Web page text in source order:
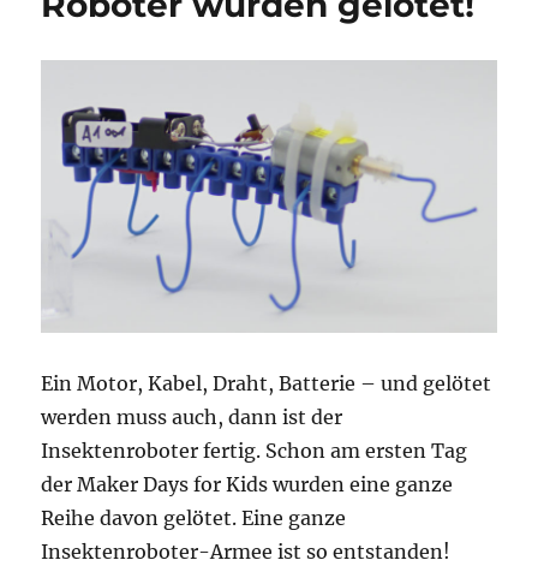
ersten
Ein Motor, Kabel, Draht, Batterie – und gelötet
werden muss auch, dann ist der
Insektenroboter fertig. Schon am ersten Tag
der Maker Days for Kids wurden eine ganze
Reihe davon gelötet. Eine ganze
Insektenroboter-Armee ist so entstanden!